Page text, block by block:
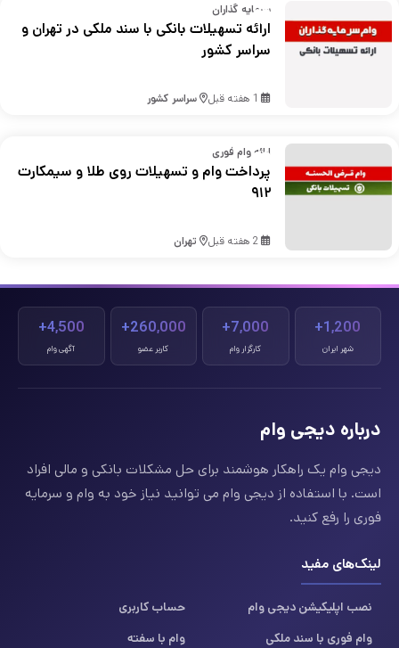
سرمایه گذاران
ارائه تسهیلات بانکی با سند ملکی در تهران و
سراسر کشور
1 هفته قبل سراسر کشور
ارائه وام فوری
پرداخت وام و تسهیلات روی طلا و سیمکارت
۹۱۲
2 هفته قبل تهران
1,200+
شهر ایران
7,000+
کارگزار وام
260,000+
کاربر عضو
4,500+
آگهی وام
درباره دیجی وام
دیجی وام یک راهکار هوشمند برای حل مشکلات بانکی و مالی افراد
است. با استفاده از دیجی وام می توانید نیاز خود به وام و سرمایه
فوری را رفع کنید.
لینک‌های مفید
نصب اپلیکیشن دیجی وام
حساب کاربری
وام فوری با سند ملکی
وام با سفته